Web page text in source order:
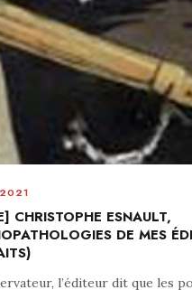
CHRISTOPHE ESNAULT,
DE MES
l’éditeur dit que les